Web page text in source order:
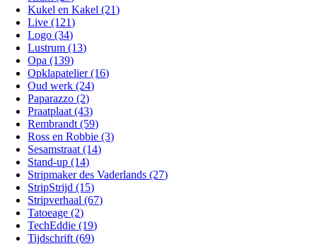
Kukel en Kakel (21)
Live (121)
Logo (34)
Lustrum (13)
Opa (139)
Opklapatelier (16)
Oud werk (24)
Paparazzo (2)
Praatplaat (43)
Rembrandt (59)
Ross en Robbie (3)
Sesamstraat (14)
Stand-up (14)
Stripmaker des Vaderlands (27)
StripStrijd (15)
Stripverhaal (67)
Tatoeage (2)
TechEddie (19)
Tijdschrift (69)